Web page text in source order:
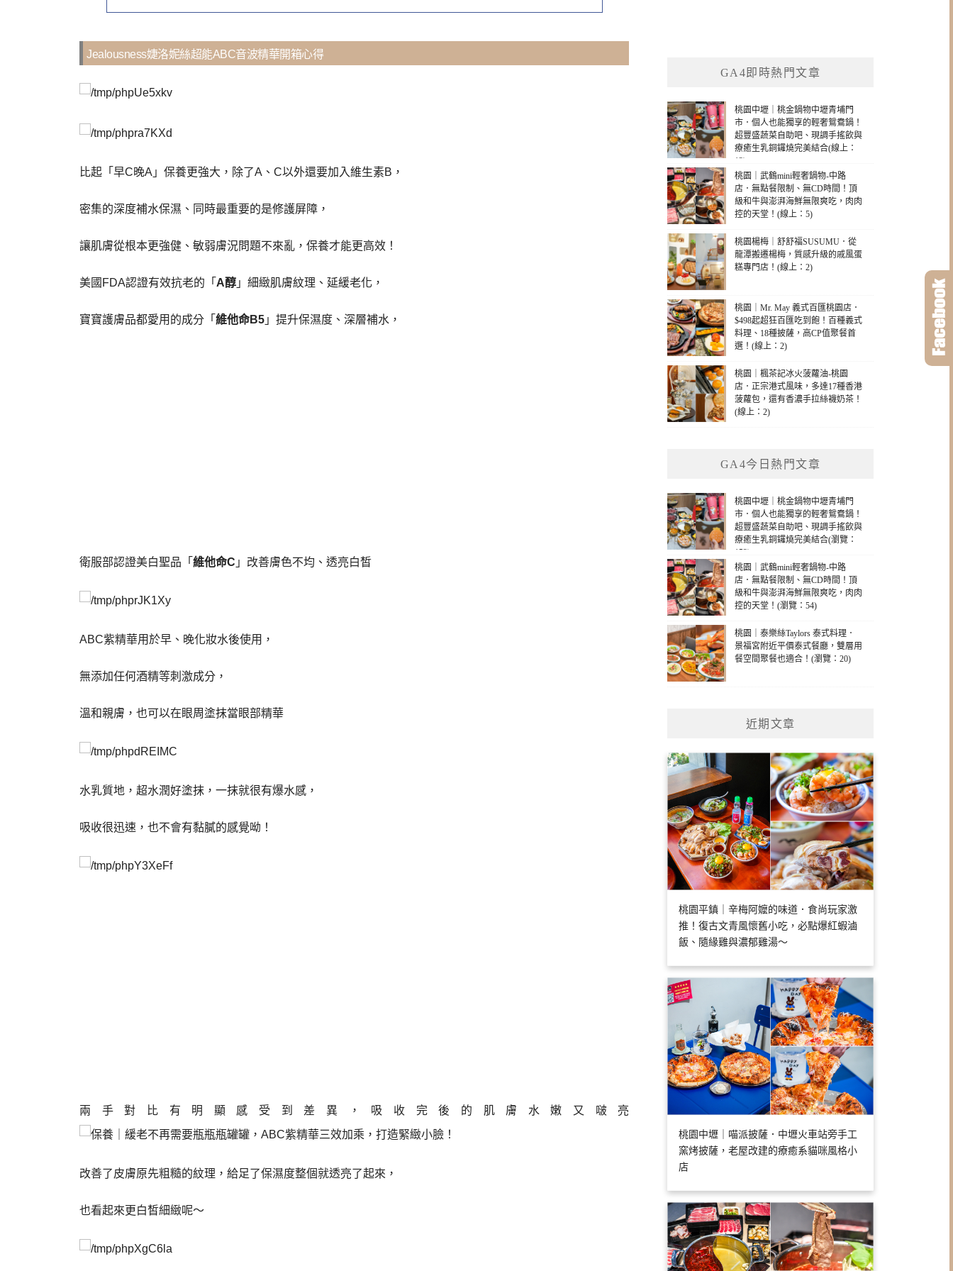
Jealousness婕洛妮絲超能ABC音波精華開箱心得
比起「早C晚A」保養更強大，除了A、C以外還要加入維生素B，
密集的深度補水保濕、同時最重要的是修護屏障，
讓肌膚從根本更強健、敏弱膚況問題不來亂，保養才能更高效！
美國FDA認證有效抗老的「 A醇 」細緻肌膚紋理、延緩老化，
寶寶護膚品都愛用的成分「 維他命B5 」提升保濕度、深層補水，
衛服部認證美白聖品「 維他命C 」改善膚色不均、透亮白皙
ABC紫精華用於早、晚化妝水後使用，
無添加任何酒精等刺激成分，
溫和親膚，也可以在眼周塗抹當眼部精華
水乳質地，超水潤好塗抹，一抹就很有爆水感，
吸收很迅速，也不會有黏膩的感覺呦！
兩手對比有明顯感受到差異，吸收完後的肌膚水嫩又啵亮
改善了皮膚原先粗糙的紋理，給足了保濕度整個就透亮了起來，
也看起來更白皙細緻呢～
GA4即時熱門文章
桃園中壢｜桃金鍋物中壢青埔門
市．個人也能獨享的輕奢鴛鴦鍋！
超豐盛蔬菜自助吧、現調手搖飲與
療癒生乳銅鑼燒完美結合(線上：
13)
桃園｜武鶴mini輕奢鍋物-中路
店．無點餐限制、無CD時間！頂
級和牛與澎湃海鮮無限爽吃，肉肉
控的天堂！(線上：5)
桃園楊梅｜舒舒福SUSUMU．從
龍潭搬遷楊梅，質感升級的戚風蛋
糕專門店！(線上：2)
桃園｜Mr. May 義式百匯桃園店．
$498起超狂百匯吃到飽！百種義式
料理、18種披薩，高CP值聚餐首
選！(線上：2)
桃園｜楓茶記冰火菠蘿油-桃園
店．正宗港式風味，多達17種香港
菠蘿包，還有香濃手拉絲襪奶茶！
(線上：2)
GA4今日熱門文章
桃園中壢｜桃金鍋物中壢青埔門
市．個人也能獨享的輕奢鴛鴦鍋！
超豐盛蔬菜自助吧、現調手搖飲與
療癒生乳銅鑼燒完美結合(瀏覽：
153)
桃園｜武鶴mini輕奢鍋物-中路
店．無點餐限制、無CD時間！頂
級和牛與澎湃海鮮無限爽吃，肉肉
控的天堂！(瀏覽：54)
桃園｜泰樂絲Taylors 泰式料理．
景福宮附近平價泰式餐廳，雙層用
餐空間聚餐也適合！(瀏覽：20)
近期文章
桃園平鎮｜辛梅阿嬤的味道．食尚玩家激
推！復古文青風懷舊小吃，必點爆紅蝦滷
飯、隨緣雞與濃郁雞湯～
桃園中壢｜喵派披薩．中壢火車站旁手工
窯烤披薩，老屋改建的療癒系貓咪風格小
店